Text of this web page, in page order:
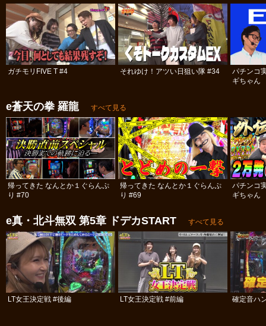
ガチモリFIVE T #4 それゆけ！アツい日狙い隊 #34
パチンコ
ギちゃん
e蒼天の拳 羅龍 すべて見る
帰ってきた なんとか１ぐらんぷ
り #70
帰ってきた なんとか１ぐらんぷ
り #69
パチンコ
ギちゃん
e真・北斗無双 第5章 ドデカSTART すべて見る
LT女王決定戦 #後編 LT女王決定戦 #前編 確定音ハ